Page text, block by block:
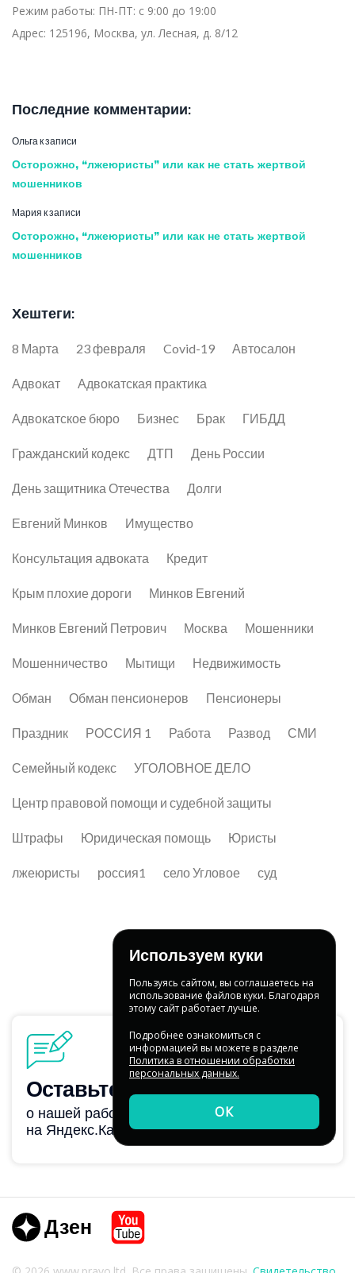
Режим работы: ПН-ПТ: с 9:00 до 19:00
Адрес: 125196, Москва, ул. Лесная, д. 8/12
Последние комментарии:
Ольгак записи
Осторожно, “лжеюристы” или как не стать жертвой
мошенников
Мария к записи
Осторожно, “лжеюристы” или как не стать жертвой
мошенников
Хештеги:
8 Марта 23 февраля Covid-19 Автосалон
Адвокат Адвокатская практика
Адвокатское бюро Бизнес Брак ГИБДД
Гражданский кодекс ДТП День России
День защитника Отечества Долги
Евгений Минков Имущество
Консультация адвоката Кредит
Крым плохие дороги Минков Евгений
Минков Евгений Петрович Москва Мошенники
Мошенничество Мытищи Недвижимость
Обман Обман пенсионеров Пенсионеры
Праздник РОССИЯ 1 Работа Развод СМИ
Семейный кодекс УГОЛОВНОЕ ДЕЛО
Центр правовой помощи и судебной защиты
Штрафы Юридическая помощь Юристы
лжеюристы россия1 село Угловое суд
Используем куки
Пользуясь сайтом, вы соглашаетесь на
использование файлов куки. Благодаря
этому сайт работает лучше.
Подробнее ознакомиться с
информацией вы можете в разделе
Политика в отношении обработки
персональных данных.
ОК